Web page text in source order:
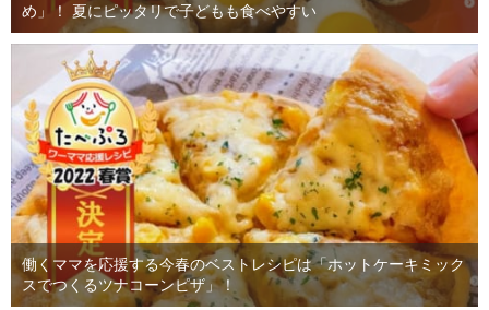
め」！ 夏にピッタリで子どもも食べやすい
働くママを応援する今春のベストレシピは「ホットケーキミック
スでつくるツナコーンピザ」！